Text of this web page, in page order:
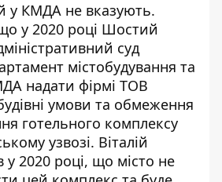
у КМДА не вказують.
у 2020 році Шостий
суд
містобудування та
надати фірмі ТОВ
умови та обмеження
готельного комплексу
узвозі. Віталій
у 2020 році, що місто не